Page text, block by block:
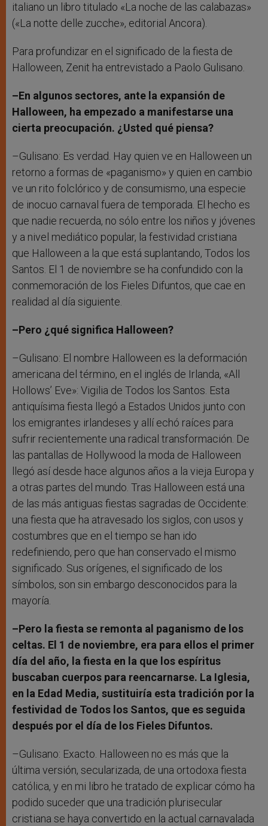
italiano un libro titulado «La noche de las calabazas»
(«La notte delle zucche», editorial Ancora).
Para profundizar en el significado de la fiesta de
Halloween, Zenit ha entrevistado a Paolo Gulisano.
–En algunos sectores, ante la expansión de
Halloween, ha empezado a manifestarse una
cierta preocupación. ¿Usted qué piensa?
–Gulisano: Es verdad. Hay quien ve en Halloween un
retorno a formas de «paganismo» y quien en cambio
ve un rito folclórico y de consumismo, una especie
de inocuo carnaval fuera de temporada. El hecho es
que nadie recuerda, no sólo entre los niños y jóvenes
y a nivel mediático popular, la festividad cristiana
que Halloween a la que está suplantando, Todos los
Santos. El 1 de noviembre se ha confundido con la
conmemoración de los Fieles Difuntos, que cae en
realidad al día siguiente.
–Pero ¿qué significa Halloween?
–Gulisano: El nombre Halloween es la deformación
americana del término, en el inglés de Irlanda, «All
Hollows’ Eve»: Vigilia de Todos los Santos. Esta
antiquísima fiesta llegó a Estados Unidos junto con
los emigrantes irlandeses y allí echó raíces para
sufrir recientemente una radical transformación. De
las pantallas de Hollywood la moda de Halloween
llegó así desde hace algunos años a la vieja Europa y
a otras partes del mundo. Tras Halloween está una
de las más antiguas fiestas sagradas de Occidente:
una fiesta que ha atravesado los siglos, con usos y
costumbres que en el tiempo se han ido
redefiniendo, pero que han conservado el mismo
significado. Sus orígenes, el significado de los
símbolos, son sin embargo desconocidos para la
mayoría.
–Pero la fiesta se remonta al paganismo de los
celtas. El 1 de noviembre, era para ellos el primer
día del año, la fiesta en la que los espíritus
buscaban cuerpos para reencarnarse. La Iglesia,
en la Edad Media, sustituiría esta tradición por la
festividad de Todos los Santos, que es seguida
después por el día de los Fieles Difuntos.
–Gulisano: Exacto. Halloween no es más que la
última versión, secularizada, de una ortodoxa fiesta
católica, y en mi libro he tratado de explicar cómo ha
podido suceder que una tradición plurisecular
cristiana se haya convertido en la actual carnavalada